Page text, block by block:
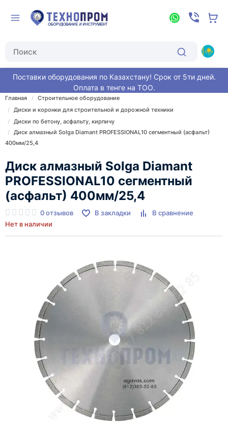
Поставки оборудования по Казахстану! Срок от 5ти дней.
Оплата в тенге на ТОО.
Главная
Строительное оборудование
Диски и коронки для строительной и дорожной техники
Диски по бетону, асфальту, кирпичу
Диск алмазный Solga Diamant PROFESSIONAL10 сегментный (асфальт)
400мм/25,4
Диск алмазный Solga Diamant
PROFESSIONAL10 сегментный
(асфальт) 400мм/25,4
0 отзывов В закладки
В сравнение
Нет в наличии